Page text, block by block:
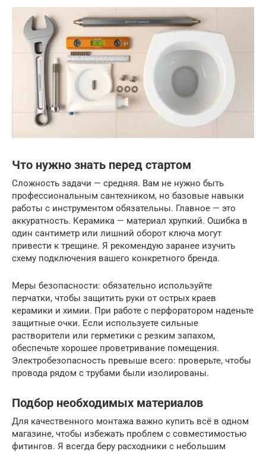
Что нужно знать перед стартом
Сложность задачи — средняя. Вам не нужно быть
профессиональным сантехником, но базовые навыки
работы с инструментом обязательны. Главное — это
аккуратность. Керамика — материал хрупкий. Ошибка в
один сантиметр или лишний оборот ключа могут
привести к трещине. Я рекомендую заранее изучить
схему подключения вашего конкретного бренда.
Меры безопасности: обязательно используйте
перчатки, чтобы защитить руки от острых краев
керамики и химии. При работе с перфоратором наденьте
защитные очки. Если используете сильные
растворители или герметики с резким запахом,
обеспечьте хорошее проветривание помещения.
Электробезопасность превыше всего: проверьте, чтобы
провода рядом с трубами были изолированы.
Подбор необходимых материалов
Для качественного монтажа важно купить всё в одном
магазине, чтобы избежать проблем с совместимостью
фитингов. Я всегда беру расходники с небольшим